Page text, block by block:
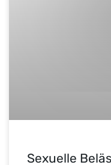
Sexuelle